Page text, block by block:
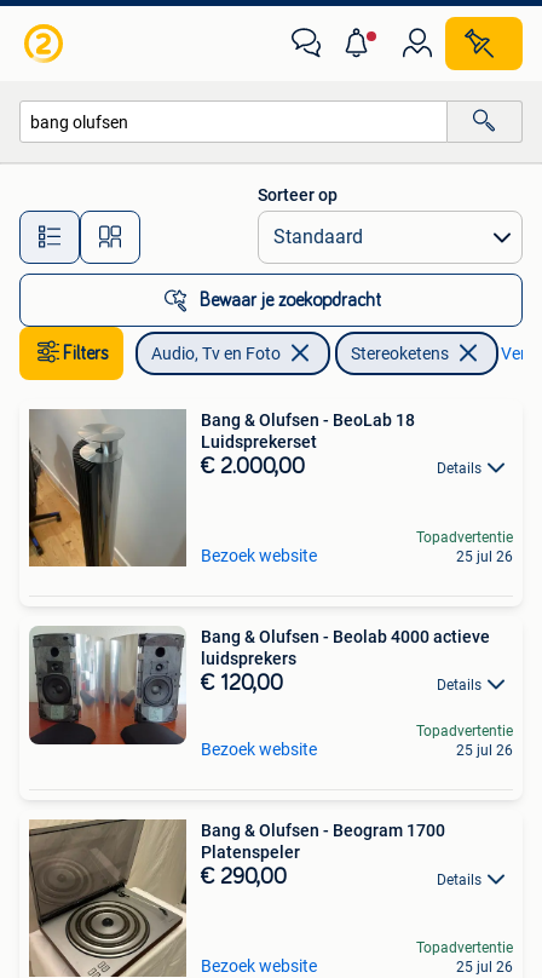
Alle afstanden…
Sorteer op
Bewaar je zoekopdracht
Filters Audio, Tv en Foto Stereoketens
Bang & Olufsen - BeoLab 18
Luidsprekerset
€ 2.000,00 Details
Bezoek website
Topadvertentie
25 jul 26
Bang & Olufsen - Beolab 4000 actieve
luidsprekers
€ 120,00 Details
Bezoek website
Topadvertentie
25 jul 26
Bang & Olufsen - Beogram 1700
Platenspeler
€ 290,00 Details
Bezoek website
Topadvertentie
25 jul 26